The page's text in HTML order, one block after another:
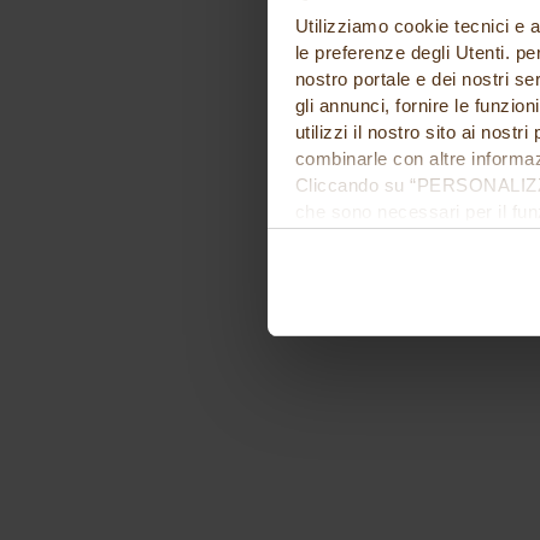
Utilizziamo cookie tecnici e
le preferenze degli Utenti.
nostro portale e dei nostri
gli annunci, fornire le
utilizzi il nostro sito ai nostri
combinarle con altre
Cliccando su
che sono necessari per il